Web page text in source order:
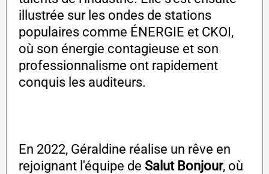
illustrée sur les ondes de stations
populaires comme ÉNERGIE et CKOI,
où son énergie contagieuse et son
professionnalisme ont rapidement
conquis les auditeurs.
En 2022, Géraldine réalise un rêve en
rejoignant l'équipe de Salut Bonjour, où